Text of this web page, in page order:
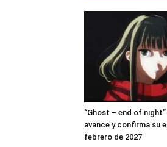
“Ghost – end of
avance y confirma su
febrero de 2027